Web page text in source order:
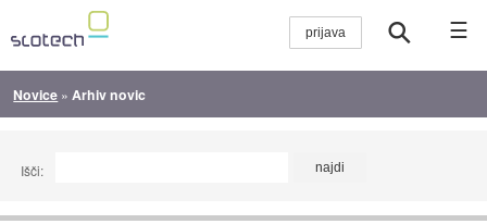
☰
Novice » Arhiv novic
Išči: